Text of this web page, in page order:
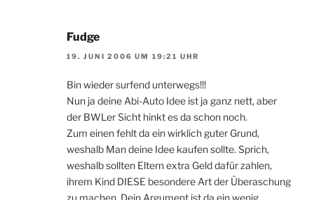
Fudge
19. JUNI 2006 UM 19:21 UHR
Bin wieder surfend unterwegs!!!
Nun ja deine Abi-Auto Idee ist ja ganz nett, aber
der BWLer Sicht hinkt es da schon noch.
Zum einen fehlt da ein wirklich guter Grund,
weshalb Man deine Idee kaufen sollte. Sprich,
weshalb sollten Eltern extra Geld dafür zahlen,
ihrem Kind DIESE besondere Art der Überaschung